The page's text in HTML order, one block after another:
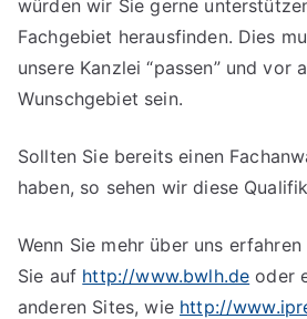
würden wir Sie gerne
Fachgebiet herausfinden. Dies
unsere Kanzlei “passen” und vor
Wunschgebiet sein.
Sollten Sie bereits einen
haben, so sehen wir diese
Wenn Sie mehr über uns
Sie auf http://www.bwlh.de oder
anderen Sites, wie http://